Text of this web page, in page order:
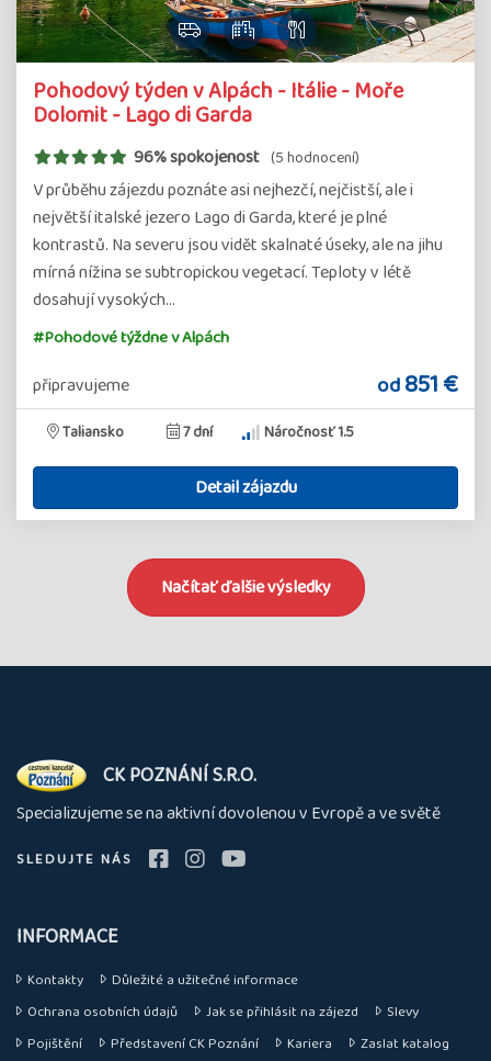
Pohodový týden v Alpách - Itálie - Moře
Dolomit - Lago di Garda
96% spokojenost (5 hodnocení)
V průběhu zájezdu poznáte asi nejhezčí, nejčistší, ale i
největší italské jezero Lago di Garda, které je plné
kontrastů. Na severu jsou vidět skalnaté úseky, ale na jihu
mírná nížina se subtropickou vegetací. Teploty v létě
dosahují vysokých…
#Pohodové týždne v Alpách
připravujeme od851 €
Taliansko 7 dní Náročnosť 1.5
Detail zájazdu
Načítať ďalšie výsledky
O
nás
CK POZNÁNÍ S.R.O.
Specializujeme se na aktivní dovolenou v Evropě a ve světě
SLEDUJTE NÁS
INFORMACE
Kontakty
Důležité a užitečné informace
Ochrana osobních údajů
Jak se přihlásit na zájezd
Slevy
Pojištění
Představení CK Poznání Kariera Zaslat katalog